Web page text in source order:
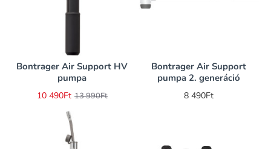
-25%
Bontrager Air Support HV
pumpa
10 490Ft 13 990Ft
Bontrager Air Support
pumpa 2. generáció
8 490Ft